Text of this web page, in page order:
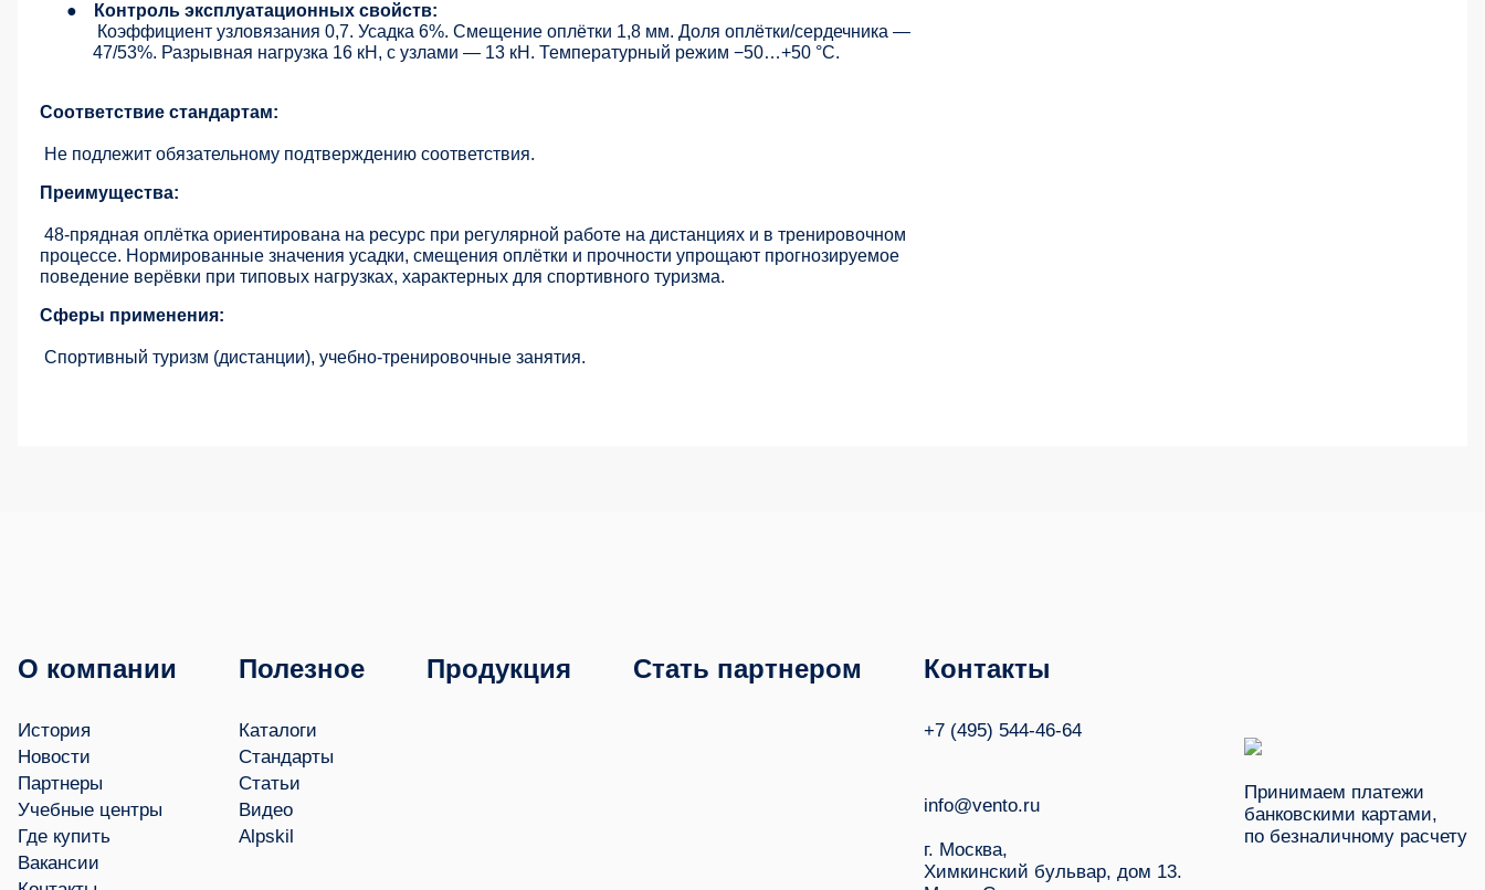
●
Контроль эксплуатационных свойств:
Коэффициент узловязания 0,7. Усадка 6%. Смещение оплётки 1,8 мм. Доля оплётки/сердечника —
47/53%. Разрывная нагрузка 16 кН, с узлами — 13 кН. Температурный режим −50…+50 °C.
Соответствие стандартам:
Не подлежит обязательному подтверждению соответствия.
Преимущества:
48-прядная оплётка ориентирована на ресурс при регулярной работе на дистанциях и в тренировочном
процессе. Нормированные значения усадки, смещения оплётки и прочности упрощают прогнозируемое
поведение верёвки при типовых нагрузках, характерных для спортивного туризма.
Сферы применения:
Спортивный туризм (дистанции), учебно-тренировочные занятия.
О компании
История
Новости
Партнеры
Учебные центры
Где купить
Вакансии
Полезное
Каталоги
Стандарты
Статьи
Видео
Alpskil
Продукция Стать партнером Контакты
+7 (495) 544-46-64
info@vento.ru
г. Москва,
Химкинский бульвар, дом 13.
Принимаем платежи
банковскими картами,
по безналичному расчету